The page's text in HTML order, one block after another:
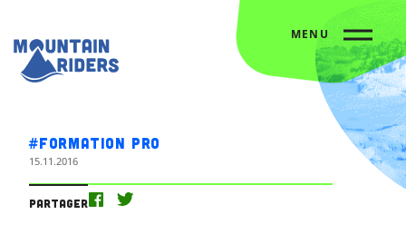
L’agenda
Intervention Skiman
MENU
#Formation Pro
15.11.2016
Partager